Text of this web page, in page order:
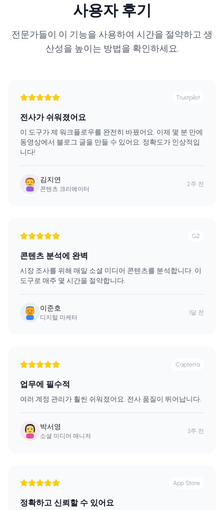
사용자 후기
전문가들이 이 기능을 사용하여 시간을 절약하고 생
산성을 높이는 방법을 확인하세요.
Trustpilot
전사가 쉬워졌어요
이 도구가 제 워크플로우를 완전히 바꿨어요. 이제 몇 분 만에
동영상에서 블로그 글을 만들 수 있어요. 정확도가 인상적입
니다!
김지연
콘텐츠 크리에이터
2주 전
G2
콘텐츠 분석에 완벽
시장 조사를 위해 매일 소셜 미디어 콘텐츠를 분석합니다. 이
도구로 매주 몇 시간을 절약합니다.
이준호
디지털 마케터
1달 전
Capterra
업무에 필수적
여러 계정 관리가 훨씬 쉬워졌어요. 전사 품질이 뛰어납니다.
박서영
소셜 미디어 매니저
3주 전
App Store
정확하고 신뢰할 수 있어요